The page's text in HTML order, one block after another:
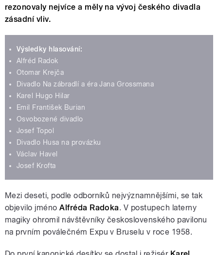
rezonovaly nejvíce a měly na vývoj českého divadla
zásadní vliv.
Výsledky hlasování:
Alfréd Radok
Otomar Krejča
Divadlo Na zábradlí a éra Jana Grossmana
Karel Hugo Hilar
Emil František Burian
Osvobozené divadlo
Josef Topol
Divadlo Husa na provázku
Václav Havel
Josef Krofta
Mezi deseti, podle odborníků nejvýznamnějšími, se tak
objevilo jménoAlfréda Radoka. V postupech laterny
magiky ohromil návštěvníky československého pavilonu
na prvním poválečném Expu v Bruselu v roce 1958.